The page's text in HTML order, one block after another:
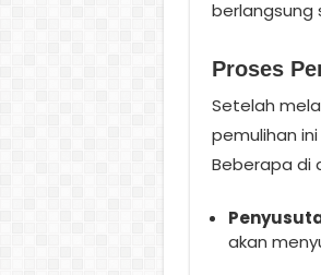
berlangsung
Proses
Setelah
pemulihan
Beberapa di
akan